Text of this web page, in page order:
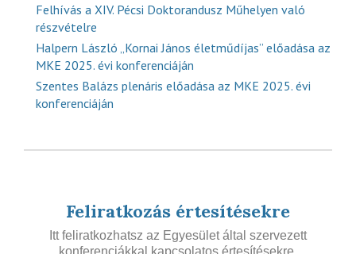
Felhívás a XIV. Pécsi Doktorandusz Műhelyen való
részvételre
Halpern László „Kornai János életműdíjas” előadása az
MKE 2025. évi konferenciáján
Szentes Balázs plenáris előadása az MKE 2025. évi
konferenciáján
Feliratkozás értesítésekre
Itt feliratkozhatsz az Egyesület által szervezett
konferenciákkal kapcsolatos értesítésekre.